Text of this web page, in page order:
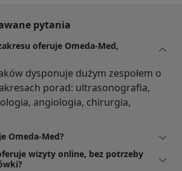
pytania
oferuje Omeda-Med,
dysponuje dużym zespołem o
porad: ultrasonografia,
angiologia, chirurgia,
Omeda-Med?
wizyty online, bez potrzeby